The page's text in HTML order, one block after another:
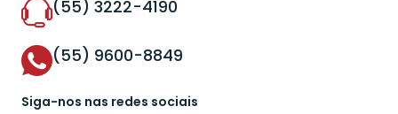
(55) 3222-4190
(55) 9600-8849
Siga-nos nas redes sociais